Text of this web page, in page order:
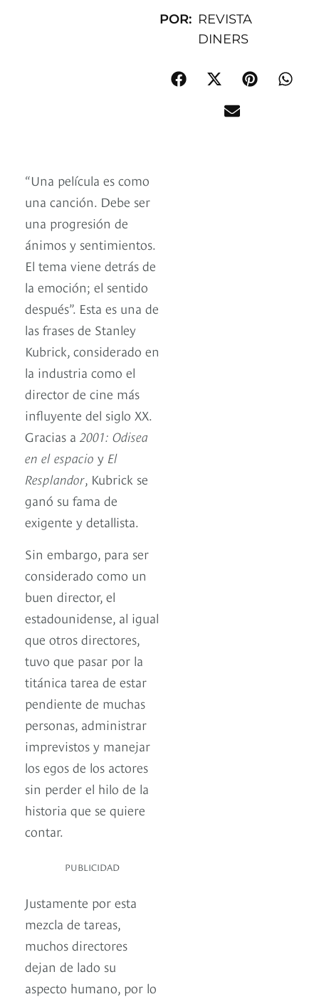
POR: REVISTA
DINERS
“Una película es como
una canción. Debe ser
una progresión de
ánimos y sentimientos.
El tema viene detrás de
la emoción; el sentido
después”. Esta es una de
las frases de Stanley
Kubrick, considerado en
la industria como el
director de cine más
influyente del siglo XX.
Gracias a 2001: Odisea
en el espacio y El
Resplandor, Kubrick se
ganó su fama de
exigente y detallista.
Sin embargo, para ser
considerado como un
buen director, el
estadounidense, al igual
que otros directores,
tuvo que pasar por la
titánica tarea de estar
pendiente de muchas
personas, administrar
imprevistos y manejar
los egos de los actores
sin perder el hilo de la
historia que se quiere
contar.
PUBLICIDAD
Justamente por esta
mezcla de tareas,
muchos directores
dejan de lado su
aspecto humano, por lo